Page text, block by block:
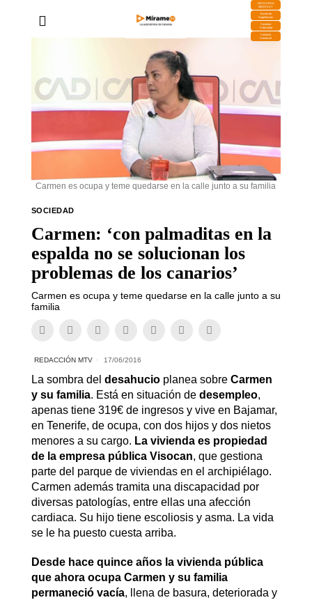
DESCARGA
MIRAPLAY
Buzón de
Sugerencias
Contratar
Publicidad
Contacto
Comercial
Carmen es ocupa y teme quedarse en la calle junto a su familia
SOCIEDAD
Carmen: ‘con palmaditas en la
espalda no se solucionan los
problemas de los canarios’
Carmen es ocupa y teme quedarse en la calle junto a su
familia
REDACCIÓN MTV 17/06/2016
La sombra del desahucioplanea sobre Carmen
y su familia. Está en situación dedesempleo,
apenas tiene 319€ de ingresos y vive en Bajamar,
en Tenerife, de ocupa, con dos hijos y dos nietos
menores a su cargo. La vivienda es propiedad
de la empresa pública Visocan, que gestiona
parte del parque de viviendas en el archipiélago.
Carmen además tramita una discapacidad por
diversas patologías, entre ellas una afección
cardiaca. Su hijo tiene escoliosis y asma. La vida
se le ha puesto cuesta arriba.
Desde hace quince años la vivienda pública
que ahora ocupa Carmen y su familia
permaneció vacía, llena de basura, deteriorada y